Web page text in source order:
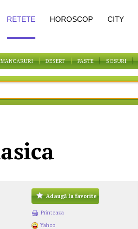
MANCARURI DESERT PASTE SOSURI
Adaugă la favorite
Printeaza
Yahoo
RETETE HOROSCOP CITY